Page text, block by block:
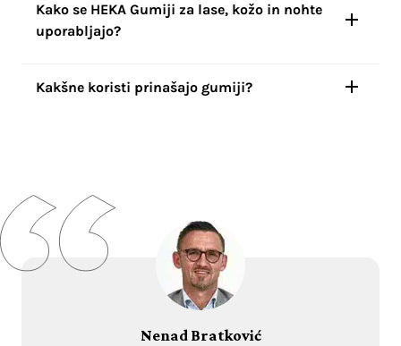
Kako se HEKA Gumiji za lase, kožo in nohte
uporabljajo?
Kakšne koristi prinašajo gumiji?
Nenad Bratković